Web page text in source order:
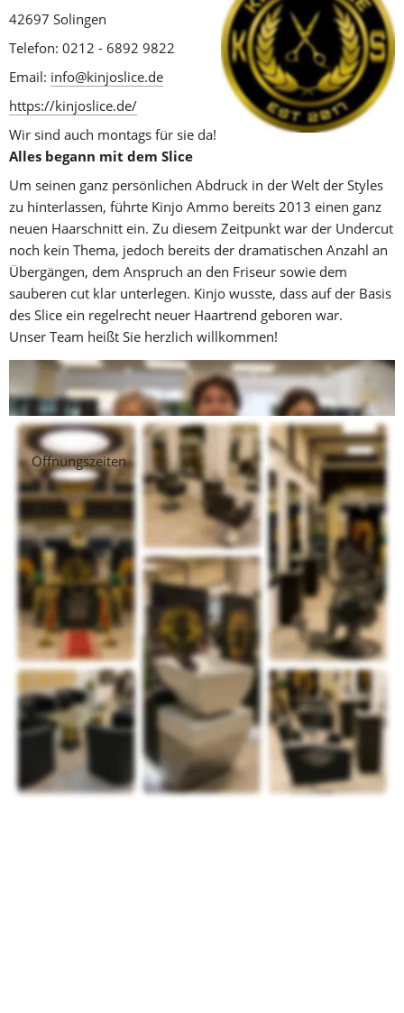
42697 Solingen
Telefon: 0212 - 6892 9822
Email: info@kinjoslice.de
https://kinjoslice.de/
Wir sind auch montags für sie da!
Alles begann mit dem Slice
Um seinen ganz persönlichen Abdruck in der Welt der Styles
zu hinterlassen, führte Kinjo Ammo bereits 2013 einen ganz
neuen Haarschnitt ein. Zu diesem Zeitpunkt war der Undercut
noch kein Thema, jedoch bereits der dramatischen Anzahl an
Übergängen, dem Anspruch an den Friseur sowie dem
sauberen cut klar unterlegen. Kinjo wusste, dass auf der Basis
des Slice ein regelrecht neuer Haartrend geboren war.
Unser Team heißt Sie herzlich willkommen!
Vereinbaren Sie einen Termin und lassen Sie sich in unseren
Räumen verwöhnen!
Öffnungszeiten